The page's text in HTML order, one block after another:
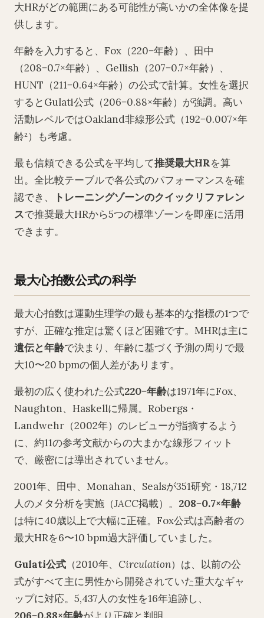
大HRがどの範囲にある可能性が高いかの全体像を提
供します。
年齢を入力すると、Fox（220−年齢）、田中
（208−0.7×年齢）、Gellish（207−0.7×年齢）、
HUNT（211−0.64×年齢）の公式で計算。女性を選択
するとGulati公式（206−0.88×年齢）が強調。高い
活動レベルではOakland非線形公式（192−0.007×年
齢²）も考慮。
最も信頼できる公式を平均して推奨最大HRを算
出。全比較テーブルで各公式のパフォーマンスを確
認でき、
トレーニングゾーンのクイックリファレン
スで推奨最大HRから5つの標準ゾーンを即座に活用
できます。
最大心拍数公式の科学
最大心拍数は運動生理学の最も基本的な指標の1つで
すが、正確な推定は驚くほど困難です。MHRは主に
遺伝と年齢で決まり、年齢に基づく予測の周りで最
大10〜20 bpmの個人差があります。
最初の広く使われた公式220−年齢は1971年にFox、
Naughton、Haskellに帰属。Robergs・
Landwehr（2002年）のレビューが指摘するよう
に、約11の参考文献からの大まかな線形フィット
で、厳密には導出されていません。
2001年、田中、Monahan、Sealsが351研究・18,712
人のメタ分析を実施（JACC掲載）。 208−0.7×年齢
は特に40歳以上で大幅に正確。Fox公式は高齢者の
最大HRを6〜10 bpm過大評価していました。
Gulati公式 （2010年、 Circulation）は、以前の公
式がすべて主に男性から開発されていた重大なギャ
ップに対応。5,437人の女性を16年追跡し、